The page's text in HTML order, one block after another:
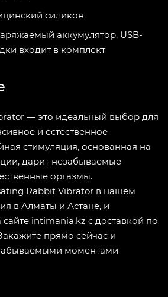
силикон
аккумулятор, USB-
входит в комплект
— это идеальный выбор для
и естественное
стимуляция, основанная на
дарит незабываемые
оргазмы.
Rabbit Vibrator в нашем
в Алматы и Астане, и
intimania.kz с доставкой по
прямо сейчас и
моментами